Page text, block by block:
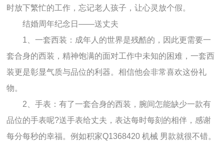
时放下繁忙的工作，忘记老人孩子，让心灵放个假。
结婚周年纪念日——送丈夫
1、一套西装：成年人的世界是残酷的，因此更需要一
套合身的西装，精神饱满的面对工作中未知的困难，一套西
装更是彰显气质与品位的利器。相信他会非常喜欢这份礼
物。
2、手表：有了一套合身的西装，腕间怎能缺少一款有
品位的手表呢?送手表给丈夫，表达每时每刻的相伴，感谢
每分每秒的幸福。例如积家Q1368420 机械 男款就很不错。